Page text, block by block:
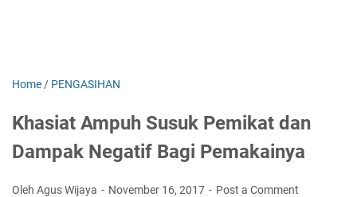
Home / PENGASIHAN
Khasiat Ampuh Susuk Pemikat dan
Dampak Negatif Bagi Pemakainya
Oleh Agus Wijaya November 16, 2017 Post a Comment